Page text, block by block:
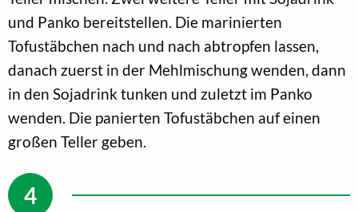
und Panko bereitstellen. Die marinierten
Tofustäbchen nach und nach abtropfen lassen,
danach zuerst in der Mehlmischung wenden, dann
in den Sojadrink tunken und zuletzt im Panko
wenden. Die panierten Tofustäbchen auf einen
großen Teller geben.